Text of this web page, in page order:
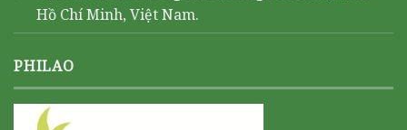
Hồ Chí Minh, Việt Nam.
PHILAO